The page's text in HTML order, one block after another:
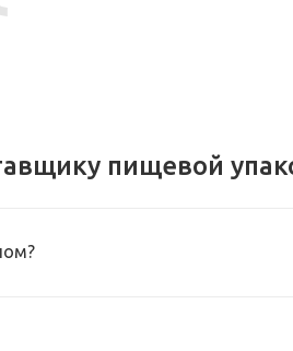
пищевой